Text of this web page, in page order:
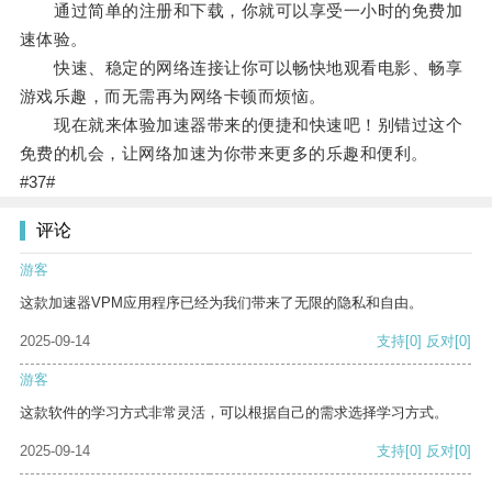
通过简单的注册和下载，你就可以享受一小时的免费加
速体验。
快速、稳定的网络连接让你可以畅快地观看电影、畅享
游戏乐趣，而无需再为网络卡顿而烦恼。
现在就来体验加速器带来的便捷和快速吧！别错过这个
免费的机会，让网络加速为你带来更多的乐趣和便利。
#37#
评论
游客
这款加速器VPM应用程序已经为我们带来了无限的隐私和自由。
2025-09-14 支持[0] 反对[0]
游客
这款软件的学习方式非常灵活，可以根据自己的需求选择学习方式。
2025-09-14 支持[0] 反对[0]